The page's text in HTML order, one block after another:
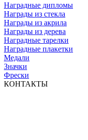
Наградные дипломы
Награды из стекла
Награды из акрила
Награды из дерева
Наградные тарелки
Наградные плакетки
Медали
Значки
Фрески
КОНТАКТЫ